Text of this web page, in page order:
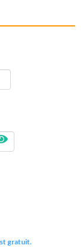
gratuit.